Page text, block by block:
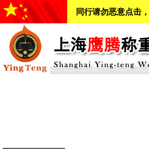
同行请勿恶意点击